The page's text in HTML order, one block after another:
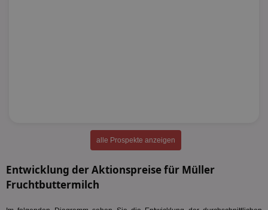
alle Prospekte anzeigen
Entwicklung der Aktionspreise für Müller
Fruchtbuttermilch